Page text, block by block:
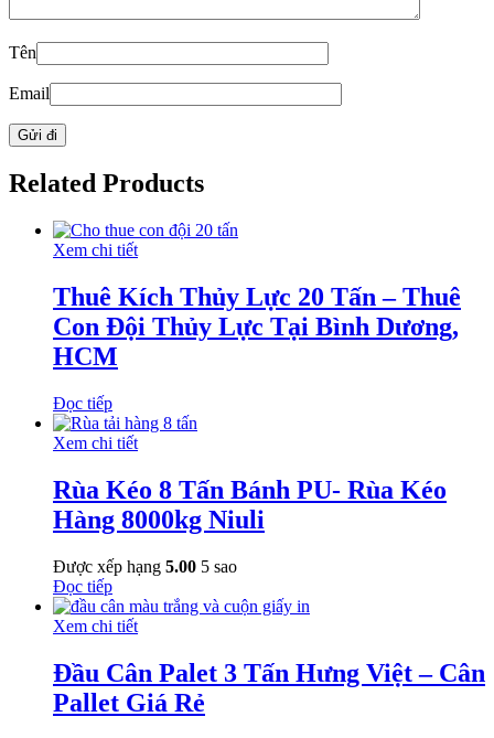
Tên
Email
Related Products
Xem chi tiết
Thuê Kích Thủy Lực 20 Tấn – Thuê
Con Đội Thủy Lực Tại Bình Dương,
HCM
Đọc tiếp
Xem chi tiết
Rùa Kéo 8 Tấn Bánh PU- Rùa Kéo
Hàng 8000kg Niuli
Được xếp hạng 5.00 5 sao
Đọc tiếp
Xem chi tiết
Đầu Cân Palet 3 Tấn Hưng Việt – Cân
Pallet Giá Rẻ